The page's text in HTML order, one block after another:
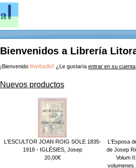
Bienvenidos a Librería
¡Bienvenido Invitado! ¿Le gustaría entrar en su cuenta
Nuevos productos
L'ESCULTOR JOAN ROIG SOLE 1835-
1918 - IGLÉSIES, Josep
20,00€
L'Esposa
de Josep
Volum